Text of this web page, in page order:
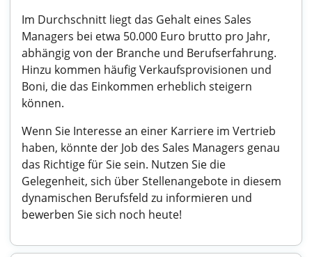
Im Durchschnitt liegt das Gehalt eines Sales
Managers bei etwa 50.000 Euro brutto pro Jahr,
abhängig von der Branche und Berufserfahrung.
Hinzu kommen häufig Verkaufsprovisionen und
Boni, die das Einkommen erheblich steigern
können.
Wenn Sie Interesse an einer Karriere im Vertrieb
haben, könnte der Job des Sales Managers genau
das Richtige für Sie sein. Nutzen Sie die
Gelegenheit, sich über Stellenangebote in diesem
dynamischen Berufsfeld zu informieren und
bewerben Sie sich noch heute!